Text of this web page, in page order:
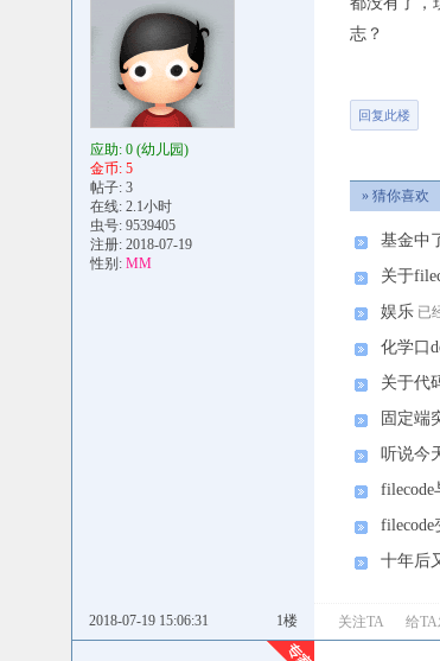
应助: 0 (幼儿园)
金币: 5
帖子: 3
在线: 2.1小时
虫号: 9539405
注册: 2018-07-19
性别: MM
志？
回复此楼
» 猜你喜欢
基金中
关于
娱乐 已
化学口
关于代
固定端
听说今
filecode
filecode
十年后
1楼
2018-07-19 15:06:31 关注TA 给